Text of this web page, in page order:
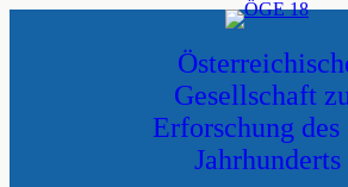
Gesellschaft
Erforschung des
Jahrhunderts